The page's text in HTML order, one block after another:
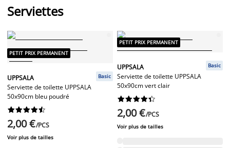
Serviettes
PETIT PRIX PERMANENT
UPPSALA
Serviette de toilette UPPSALA
50x90cm bleu poudré
Basic






2,00 €/PCS
Voir plus de tailles
PETIT PRIX PERMANENT
UPPSALA
Serviette de toilette UPPSALA
50x90cm vert clair
Basic






2,00 €/PCS
Voir plus de tailles